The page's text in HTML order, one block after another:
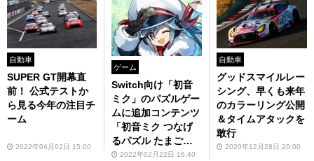
自動車
SUPER GT開幕直
前！ 公式テストか
ら見る今年の注目チ
ーム
2022年04月02日 15:00
ゲーム
Switch向け「初音
ミク」のパズルゲー
ムに追加コンテンツ
「初音ミク つなげ
るパズル たまごと
り『SNOW MIKU 2
2022年02月22日 16:40
自動車
グッドスマイルレー
シング、早くも来年
のカラーリング公開
＆タイムアタックを
敢行
2020年12月28日 20:00